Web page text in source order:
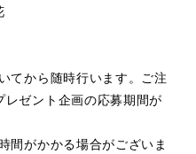
てから随時行います。ご注
ゼント企画の応募期間が
間がかかる場合がございま